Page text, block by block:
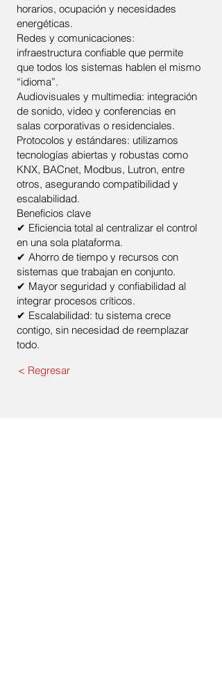
horarios, ocupación y necesidades
energéticas.
Redes y comunicaciones:
infraestructura confiable que permite
que todos los sistemas hablen el mismo
“idioma”.
Audiovisuales y multimedia: integración
de sonido, video y conferencias en
salas corporativas o residenciales.
Protocolos y estándares: utilizamos
tecnologías abiertas y robustas como
KNX, BACnet, Modbus, Lutron, entre
otros, asegurando compatibilidad y
escalabilidad.
Beneficios clave
✔ Eficiencia total al centralizar el control
en una sola plataforma.
✔ Ahorro de tiempo y recursos con
sistemas que trabajan en conjunto.
✔ Mayor seguridad y confiabilidad al
integrar procesos críticos.
✔ Escalabilidad: tu sistema crece
contigo, sin necesidad de reemplazar
todo.
< Regresar